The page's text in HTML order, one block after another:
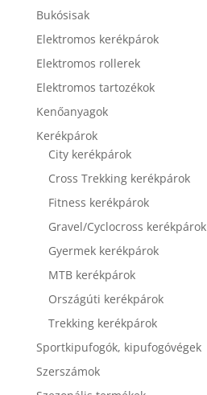
Bukósisak
Elektromos kerékpárok
Elektromos rollerek
Elektromos tartozékok
Kenőanyagok
Kerékpárok
City kerékpárok
Cross Trekking kerékpárok
Fitness kerékpárok
Gravel/Cyclocross kerékpárok
Gyermek kerékpárok
MTB kerékpárok
Országúti kerékpárok
Trekking kerékpárok
Sportkipufogók, kipufogóvégek
Szerszámok